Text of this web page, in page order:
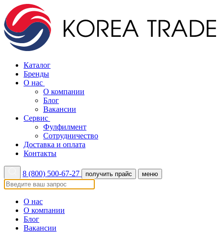
Каталог
Бренды
О нас
О компании
Блог
Вакансии
Сервис
Фулфилмент
Сотрудничество
Доставка и оплата
Контакты
8 (800) 500-67-27 получить прайс меню
О нас
О компании
Блог
Вакансии